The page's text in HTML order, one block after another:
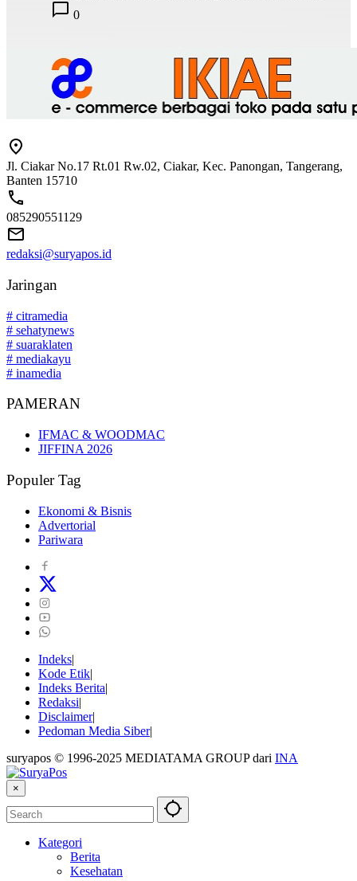
0
Jl. Ciakar No.17 Rt.01 Rw.02, Ciakar, Kec. Panongan, Tangerang,
Banten 15710
085290551129
redaksi@suryapos.id
Jaringan
# citramedia
# sehatynews
# suaraklaten
# mediakayu
# inamedia
PAMERAN
IFMAC & WOODMAC
JIFFINA 2026
Populer Tag
Ekonomi & Bisnis
Advertorial
Pariwara
Indeks
Kode Etik
Indeks Berita
Redaksi
Disclaimer
Pedoman Media Siber
suryapos © 1996-2025 MEDIATAMA GROUP dari INA
×
Kategori
Berita
Kesehatan